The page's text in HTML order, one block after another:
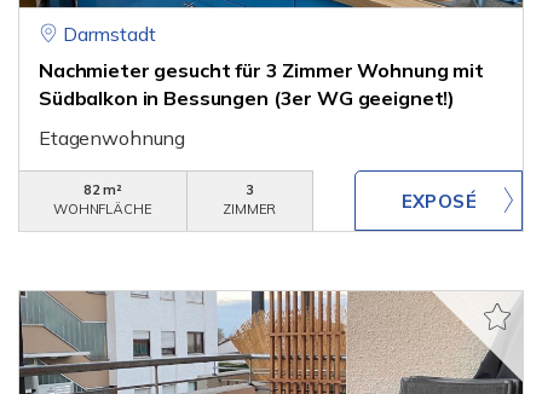
Darmstadt
Nachmieter gesucht für 3 Zimmer Wohnung mit
Südbalkon in Bessungen (3er WG geeignet!)
Etagenwohnung
82 m²
WOHNFLÄCHE
3
ZIMMER